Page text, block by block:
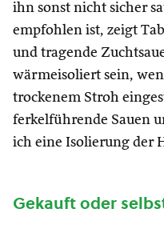
ihn sonst nicht sicher
empfohlen ist, zeigt
und tragende
wärmeisoliert sein,
trockenem Stroh
ferkelführende Sauen
ich eine Isolierung der
Gekauft oder